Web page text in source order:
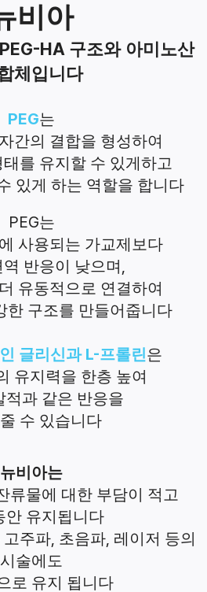
비아
PEG-HA 구조와 아미노산
체입니다
PEG는
간의 결합을 형성하여
를 유지할 수 있게하고
있게 하는 역할을 합니다
PEG는
사용되는 가교제 보다
반응이 낮으며
유동적으로 연결하여
한 구조를 만들어줍니다
글리신과 L-프롤린은
유지력을 한층 높여
적과 같은 반응을
수 있습니다
뉴비아는
류물에 대한 부담이 적고
안 유지됩니다
고주파 초음파 레이저 등의
시술에도
로 유지 됩니다